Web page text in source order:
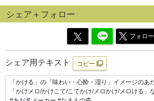
シェア＋フォロー
フォロー
シェア用テキスト コピー